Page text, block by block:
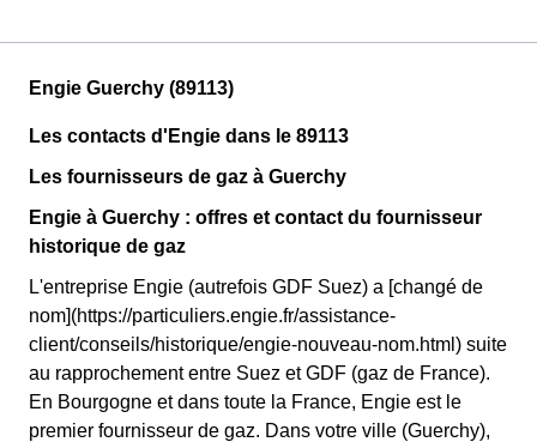
Engie Guerchy (89113)
Les contacts d'Engie dans le 89113
Les fournisseurs de gaz à Guerchy
Engie à Guerchy : offres et contact du fournisseur
historique de gaz
L'entreprise Engie (autrefois GDF Suez) a [changé de
nom](https://particuliers.engie.fr/assistance-
client/conseils/historique/engie-nouveau-nom.html) suite
au rapprochement entre Suez et GDF (gaz de France).
En Bourgogne et dans toute la France, Engie est le
premier fournisseur de gaz. Dans votre ville (Guerchy),